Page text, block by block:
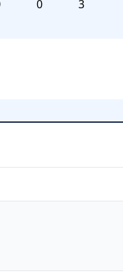
0 3